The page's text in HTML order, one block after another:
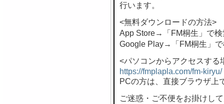
行います。
<無料ダウンロードの方法>
App Store→「FM桐生」で検
Google Play→「FM桐生」
<パソコンからアクセスする
https://fmplapla.com/fm-kiryu/
PCの方は、直接ブラウザ上
ご迷惑・ご不便をお掛けし